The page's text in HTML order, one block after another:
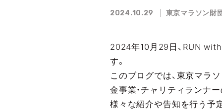
2024.10.29 東京マラソン財
2024年10月29日、RUN
す。
このブログでは、東京マラ
金事業・チャリティランナ
様々な紹介や告知を行う予